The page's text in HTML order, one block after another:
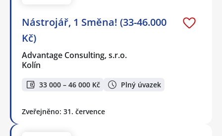
Nástrojář, 1 Směna! (33-46.000
Kč)
Advantage Consulting, s.r.o.
Kolín
33 000 – 46 000 Kč Plný úvazek
Zveřejněno: 31. července